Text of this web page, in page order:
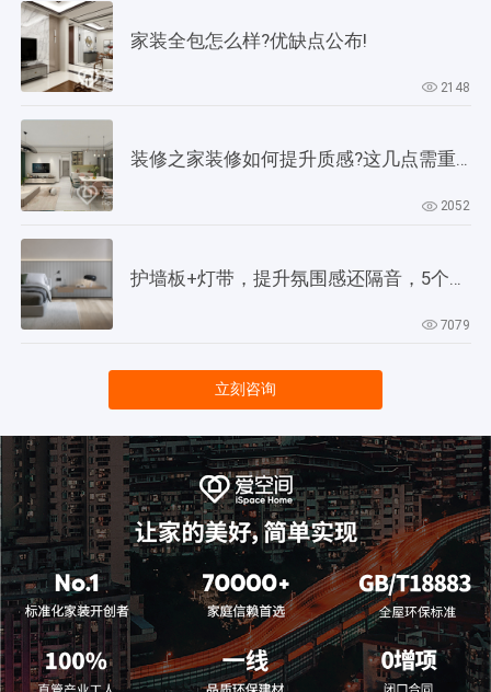
家装全包怎么样?优缺点公布!
2148
装修之家装修如何提升质感?这几点需重视起来
2052
7079
立刻咨询